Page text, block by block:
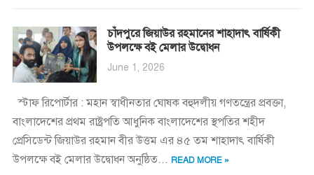
চাঁদপুরে জিয়াউর রহমানের শাহাদাৎ বার্ষিকী
উপলক্ষে বই মেলার উদ্বোধন
June 1, 2026
স্টাফ রিপোর্টার : মহান স্বাধীনতার ঘোষক বহুদলীয় গণতন্ত্রের প্রবক্তা,
বাংলাদেশের প্রথম রাষ্ট্রপতি আধুনিক বাংলাদেশের স্থপতির শহীদ
প্রেসিডেন্ট জিয়াউর রহমান বীর উত্তম এর ৪৫ তম শাহাদাৎ বার্ষিকী
উপলক্ষে বই মেলার উদ্বোধন অনুষ্ঠিত... READ MORE »